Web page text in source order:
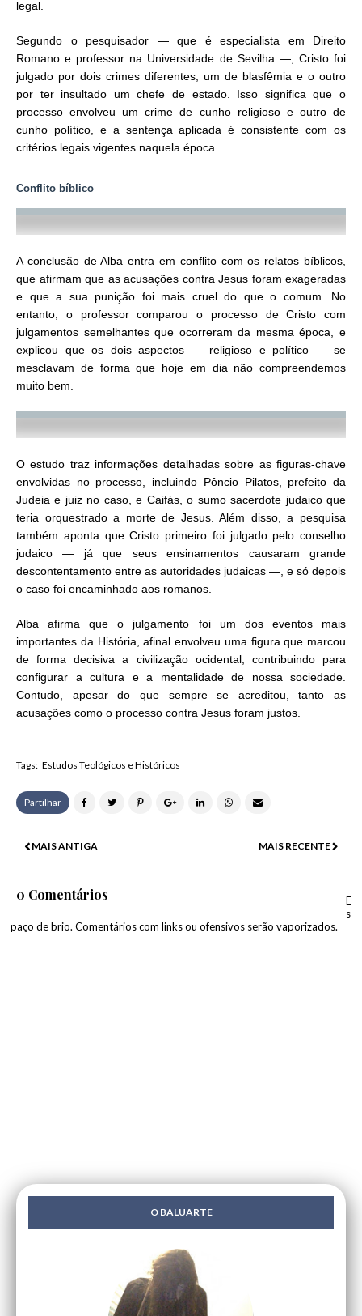
legal.
Segundo o pesquisador — que é especialista em Direito
Romano e professor na Universidade de Sevilha —, Cristo foi
julgado por dois crimes diferentes, um de blasfêmia e o outro
por ter insultado um chefe de estado. Isso significa que o
processo envolveu um crime de cunho religioso e outro de
cunho político, e a sentença aplicada é consistente com os
critérios legais vigentes naquela época.
Conflito bíblico
A conclusão de Alba entra em conflito com os relatos bíblicos,
que afirmam que as acusações contra Jesus foram exageradas
e que a sua punição foi mais cruel do que o comum. No
entanto, o professor comparou o processo de Cristo com
julgamentos semelhantes que ocorreram da mesma época, e
explicou que os dois aspectos — religioso e político — se
mesclavam de forma que hoje em dia não compreendemos
muito bem.
O estudo traz informações detalhadas sobre as figuras-chave
envolvidas no processo, incluindo Pôncio Pilatos, prefeito da
Judeia e juiz no caso, e Caifás, o sumo sacerdote judaico que
teria orquestrado a morte de Jesus. Além disso, a pesquisa
também aponta que Cristo primeiro foi julgado pelo conselho
judaico — já que seus ensinamentos causaram grande
descontentamento entre as autoridades judaicas —, e só depois
o caso foi encaminhado aos romanos.
Alba afirma que o julgamento foi um dos eventos mais
importantes da História, afinal envolveu uma figura que marcou
de forma decisiva a civilização ocidental, contribuindo para
configurar a cultura e a mentalidade de nossa sociedade.
Contudo, apesar do que sempre se acreditou, tanto as
acusações como o processo contra Jesus foram justos.
Tags: Estudos Teológicos e Históricos
Partilhar
MAIS RECENTE
MAIS ANTIGA
0 Comentários
E
s
paço de brio. Comentários com links ou ofensivos serão vaporizados.
O BALUARTE